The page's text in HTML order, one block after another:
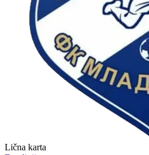
Lična karta